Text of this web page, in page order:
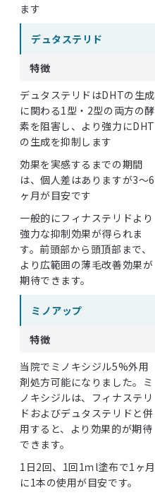
ます
デュタステリド
特徴
デュタステリドはDHTの生成
に関わる1型・2型の両方の酵
素を阻害し、より強力にDHT
の生成を抑制します
効果を実感するまでの期間
は、個人差はありますが3～6
ヶ月が目安です
一般的にフィナステリドより
強力な抑制効果が得られま
す。前頭部から頭頂部まで、
より広範囲の薄毛改善効果が
期待できます。
ミノアップ
特徴
当院でミノキシジル5%外用
剤処方可能になりました。ミ
ノキシジルは、フィナステリ
ドおよびデュタステリドと併
用すると、より効果的が期待
できます。
1日2回、1回1ｍl塗布で1ヶ月
に1本の使用が目安です。